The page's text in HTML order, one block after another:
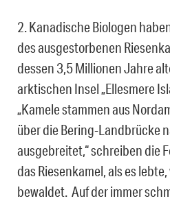
2. Kanadische Biologen
des ausgestorbenen
dessen 3,5 Millionen Jahre
arktischen Insel „Ellesmere
„Kamele stammen aus
über die Bering-Landbrücke
ausgebreitet,“ schreiben die
das Riesenkamel, als es
bewaldet. Auf der immer